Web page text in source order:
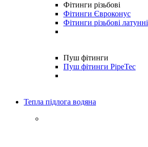
Фітинги різьбові
Фітинги Євроконус
Фітинги різьбові латунні
Пуш фітинги
Пуш фітинги PipeTec
Тепла підлога водяна